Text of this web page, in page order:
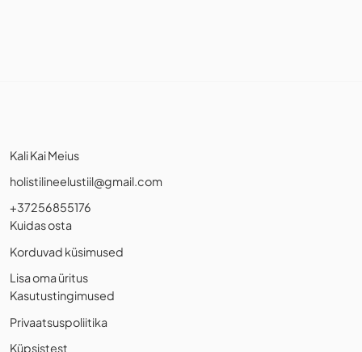
Kali Kai Meius
holistilineelustiil@gmail.com
+37256855176
Kuidas osta
Korduvad küsimused
Lisa oma üritus
Kasutustingimused
Privaatsuspoliitika
Küpsistest